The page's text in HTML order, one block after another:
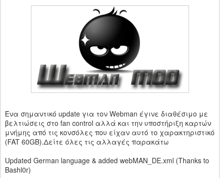
Ένα σημαντικό update για τον Webman έγινε διαθέσιμο με
βελτιώσεις στο fan control αλλά και την υποστήριξη καρτών
μνήμης από τις κονσόλες που είχαν αυτό το χαρακτηριστικό
(FAT 60GB).Δείτε όλες τις αλλαγές παρακάτω
Updated German language & added webMAN_DE.xml (Thanks to
Bashl0r)